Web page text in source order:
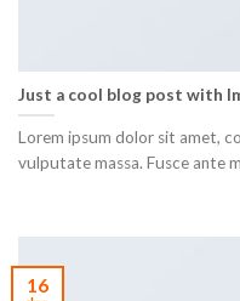
Just a cool blog post with
Lorem ipsum dolor sit amet,
vulputate massa. Fusce ante
16